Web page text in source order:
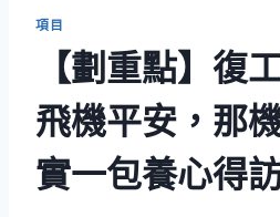
項目
【劃重點】復
飛機平安，那
實一包養心得